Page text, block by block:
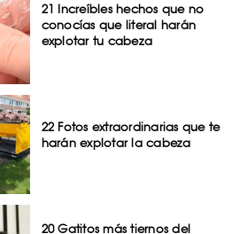
21 Increíbles hechos que no
conocías que literal harán
explotar tu cabeza
22 Fotos extraordinarias que te
harán explotar la cabeza
20 Gatitos más tiernos del